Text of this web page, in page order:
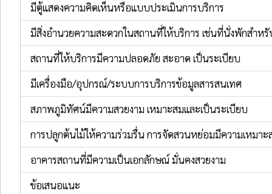
มีตู้แสดงความคิดเห็นหรือแบบประเมินการบริการ
มีสิ่งอำนวยความสะดวกในสถานที่ให้บริการ เช่นที่นั่งพักสำห
สถานที่ให้บริการมีความปลอดภัย สะอาด เป็นระเบียบ
มีเครื่องมือ/อุปกรณ์/ระบบการบริการข้อมูลสารสนเทศ
สภาพภูมิทัศน์มีความสวยงาม เหมาะสมและเป็นระเบียบ
การปลูกต้นไม้ให้ความร่วมรื่น การจัดสวนหย่อมมีความเหมาะ
อาคารสถานที่มีความเป็นเอกลักษณ์ มั่นคงสวยงาม
ข้อเสนอแนะ